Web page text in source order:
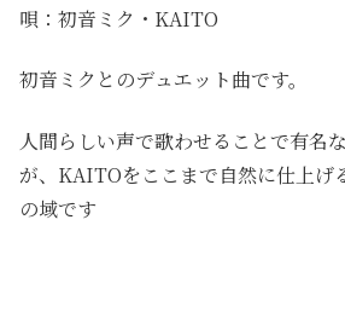
唄：初音ミク・KAITO
初音ミクとのデュエット曲です。
人間らしい声で歌わせることで有
が、KAITOをここまで自然に仕上げ
の域です